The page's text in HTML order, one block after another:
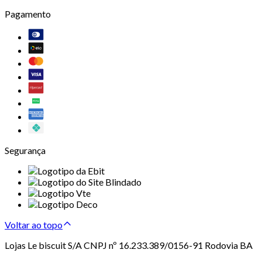
Pagamento
Segurança
Voltar ao topo
Lojas Le biscuit S/A CNPJ nº 16.233.389/0156-91 Rodovia BA